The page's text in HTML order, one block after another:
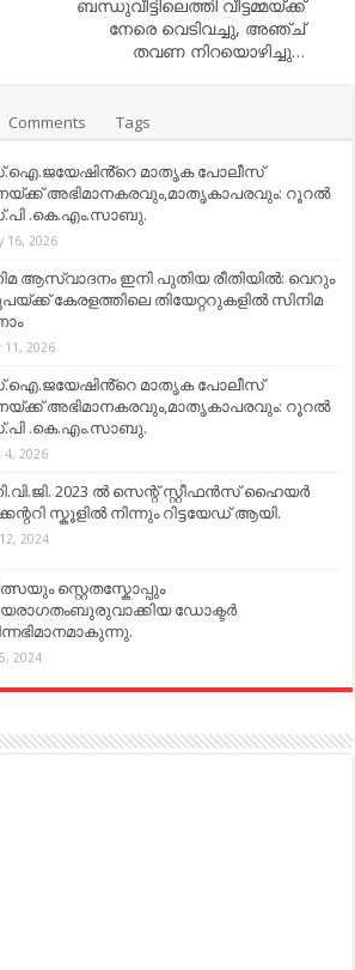
ബന്ധുവീട്ടിലെത്തി വീട്ടമ്മയ്ക്ക്
നേരെ വെടിവച്ചു, അഞ്ച്
തവണ നിറയൊഴിച്ചു…
Comments Tags
മാതൃക പോലീസ്
അഭിമാനകരവും,മാതൃകാപരവും: റൂറൽ
.കെ.എം.സാബു.
16, 2026
ആസ്വാദനം ഇനി പുതിയ രീതിയിൽ: വെറും
കേരളത്തിലെ തിയേറ്ററുകളിൽ സിനിമ
11, 2026
മാതൃക പോലീസ്
അഭിമാനകരവും,മാതൃകാപരവും: റൂറൽ
.കെ.എം.സാബു.
4, 2026
2023 ൽ സെന്റ് സ്റ്റീഫൻസ് ഹൈയർ
സ്കൂളിൽ നിന്നും റിട്ടയേഡ് ആയി.
2024
സ്റ്റെതസ്കോപ്പും
ഡോക്ടർ
2024